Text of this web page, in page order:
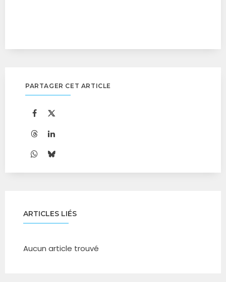
PARTAGER CET ARTICLE
ARTICLES LIÉS
Aucun article trouvé